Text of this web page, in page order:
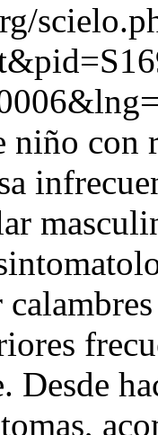
niño con
Desde